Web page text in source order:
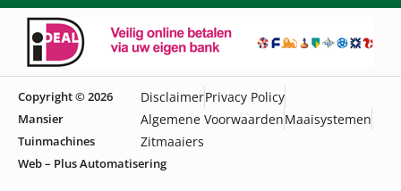
Copyright © 2026
Mansier
Tuinmachines
DisclaimerPrivacy Policy
Algemene VoorwaardenMaaisystemen
Zitmaaiers
Web – Plus Automatisering